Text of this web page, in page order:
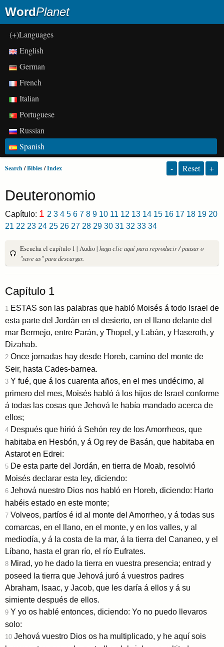
WordPlanet
(+)Languages
English
German
French
Italian
Portuguese
Russian
Spanish
Search/Bibles/Index - Reset +
Deuteronomio
Capítulo: 1 2 3 4 5 6 7 8 9 10 11 12 13 14 15 16 17 18 19 20
21 22 23 24 25 26 27 28 29 30 31 32 33 34
Escucha el capítulo 1 | Audio | haga clic aquí para reproducir / pausar o
"save as" para descargar.
Capítulo 1
1 ESTAS son las palabras que habló Moisés á todo Israel de
esta parte del Jordán en el desierto, en el llano delante del
mar Bermejo, entre Parán, y Thopel, y Labán, y Haseroth, y
Dizahab.
2 Once jornadas hay desde Horeb, camino del monte de
Seir, hasta Cades-barnea.
3 Y fué, que á los cuarenta años, en el mes undécimo, al
primero del mes, Moisés habló á los hijos de Israel conforme
á todas las cosas que Jehová le había mandado acerca de
ellos;
4 Después que hirió á Sehón rey de los Amorrheos, que
habitaba en Hesbón, y á Og rey de Basán, que habitaba en
Astarot en Edrei:
5 De esta parte del Jordán, en tierra de Moab, resolvió
Moisés declarar esta ley, diciendo:
6 Jehová nuestro Dios nos habló en Horeb, diciendo: Harto
habéis estado en este monte;
7 Volveos, partíos é id al monte del Amorrheo, y á todas sus
comarcas, en el llano, en el monte, y en los valles, y al
mediodía, y á la costa de la mar, á la tierra del Cananeo, y el
Líbano, hasta el gran río, el río Eufrates.
8 Mirad, yo he dado la tierra en vuestra presencia; entrad y
poseed la tierra que Jehová juró á vuestros padres
Abraham, Isaac, y Jacob, que les daría á ellos y á su
simiente después de ellos.
9 Y yo os hablé entonces, diciendo: Yo no puedo llevaros
solo:
10 Jehová vuestro Dios os ha multiplicado, y he aquí sois